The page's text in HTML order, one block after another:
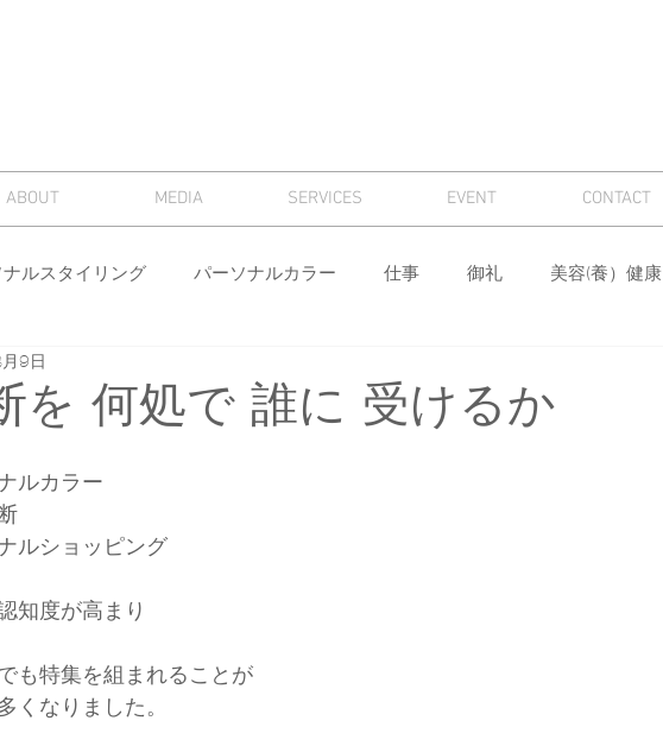
ABOUT MEDIA SERVICES EVENT CONTACT
ルスタイリング パーソナルカラー 仕事 御礼 美容(養）健康
セミナー
コーデ
を 何処で 誰に 受けるか
9日
ルカラー
ルショッピング
知度が高まり
も特集を組まれることが
くなりました。